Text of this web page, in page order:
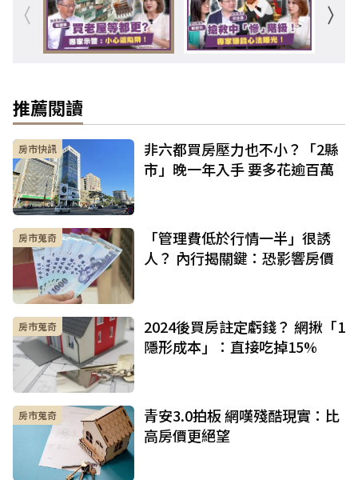
推薦閱讀
房市快訊
非六都買房壓力也不小？「2縣
市」晚一年入手 要多花逾百萬
房市蒐奇
「管理費低於行情一半」很誘
人？ 內行揭關鍵：恐影響房價
房市蒐奇
2024後買房註定虧錢？ 網揪「1
隱形成本」：直接吃掉15%
房市蒐奇
青安3.0拍板 網嘆殘酷現實：比
高房價更絕望